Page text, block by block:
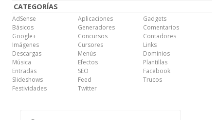
CATEGORÍAS
AdSense Aplicaciones
Gadgets
Básicos
Generadores
Comentarios
Google+
Concursos
Contadores
Imágenes
Cursores
Links
Descargas
Menús
Dominios
Música
Efectos
Plantillas
Entradas
SEO
Facebook
Slideshows
Feed
Trucos
Festividades
Twitter